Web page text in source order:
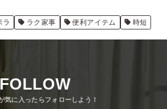
ラ ラク家事 便利アイテム 時短
FOLLOW